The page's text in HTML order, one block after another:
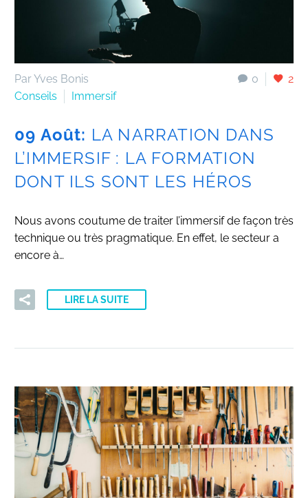
0 2
Par Yves Bonis
Conseils
Immersif
09 Août: LA NARRATION DANS
L’IMMERSIF : LA FORMATION
DONT ILS SONT LES HÉROS
Nous avons coutume de traiter l’immersif de façon très
technique ou très pragmatique. En effet, le secteur a
encore à…
LIRE LA SUITE